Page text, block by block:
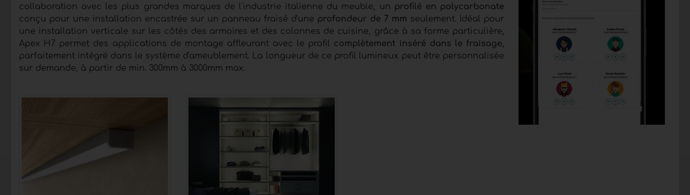
collaboration avec les plus grandes marques de l'industrie italienne du meuble, un profilé en polycarbonate
conçu pour une installation encastrée sur un panneau fraisé d'une profondeur de 7 mm seulement. Idéal pour
une installation verticale sur les côtés des armoires et des colonnes de cuisine, grâce à sa forme particulière,
Apex H7 permet des applications de montage affleurant avec le profil complètement inséré dans le fraisage,
parfaitement intégré dans le système d'ameublement. La longueur de ce profil lumineux peut être personnalisée
sur demande, à partir de min. 300mm à 3000mm max.